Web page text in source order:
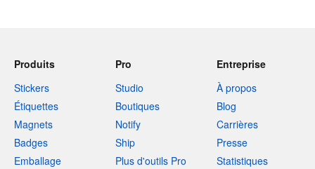
Produits
Stickers
Étiquettes
Magnets
Badges
Emballage
Pro
Studio
Boutiques
Notify
Ship
Plus d'outils Pro
Entreprise
À propos
Blog
Carrières
Presse
Statistiques